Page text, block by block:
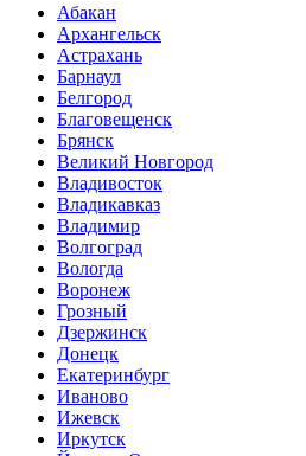
Абакан
Архангельск
Астрахань
Барнаул
Белгород
Благовещенск
Брянск
Великий Новгород
Владивосток
Владикавказ
Владимир
Волгоград
Вологда
Воронеж
Грозный
Дзержинск
Донецк
Екатеринбург
Иваново
Ижевск
Иркутск